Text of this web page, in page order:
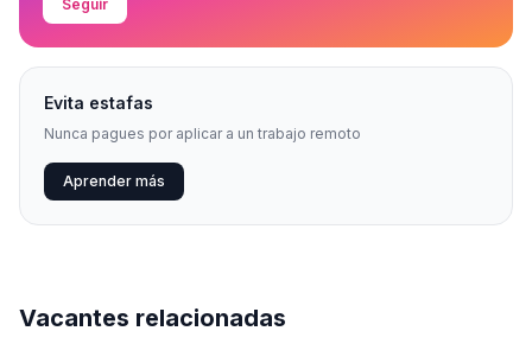
Seguir
Evita estafas
Nunca pagues por aplicar a un trabajo remoto
Aprender más
Vacantes relacionadas